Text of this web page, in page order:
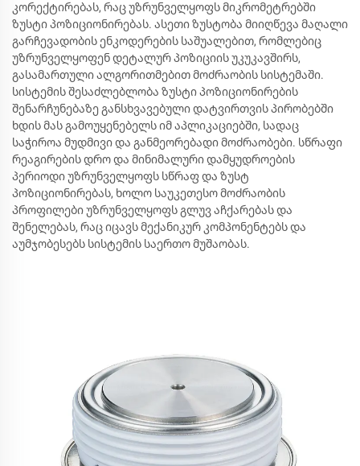
კორექტირებას, რაც უზრუნველყოფს მიკრომეტრებში
ზუსტი პოზიციონირებას. ასეთი ზუსტობა მიიღწევა მაღალი
გარჩევადობის ენკოდერების საშუალებით, რომლებიც
უზრუნველყოფენ დეტალურ პოზიციის უკუკავშირს,
გასამართული ალგორითმებით მოძრაობის სისტემაში.
სისტემის შესაძლებლობა ზუსტი პოზიციონირების
შენარჩუნებაზე განსხვავებული დატვირთვის პირობებში
ხდის მას გამოუყენებელს იმ აპლიკაციებში, სადაც
საჭიროა მუდმივი და განმეორებადი მოძრაობები. სწრაფი
რეაგირების დრო და მინიმალური დამყუდროების
პერიოდი უზრუნველყოფს სწრაფ და ზუსტ
პოზიციონირებას, ხოლო საუკეთესო მოძრაობის
პროფილები უზრუნველყოფს გლუვ აჩქარებას და
შენელებას, რაც იცავს მექანიკურ კომპონენტებს და
აუმჯობესებს სისტემის საერთო მუშაობას.